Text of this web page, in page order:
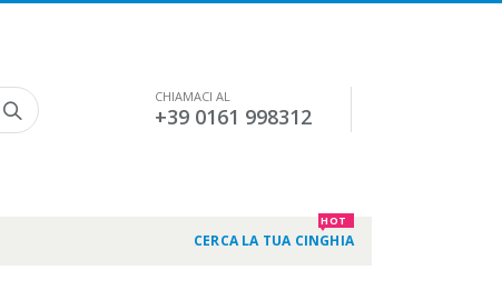
CHIAMACI AL
+39 0161 998312
CERCA LA TUA CINGHIA
HOT